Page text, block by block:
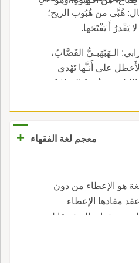
هُبَّى من هُبُوب الريح؛
يَقْدرُ أَ يَفْتَحَها.
الـهَبْهَبـيُّ القَصَّابُ،
على أَنـَّها تَهْدي
مَمْشُوقُ الذراعَيْنِ
الذئاب.
معجم لغة الفقهاء +
هو الإعطاء من دون
مفادها الإعطاء
إي الهبة مقابل